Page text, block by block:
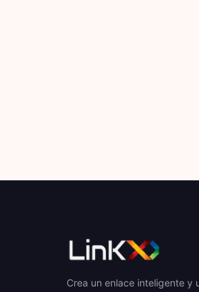
Crea un enlace inteligente y